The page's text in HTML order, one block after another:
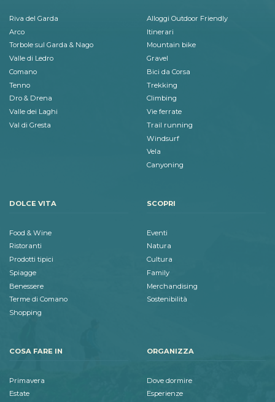
Riva del Garda
Arco
Torbole sul Garda & Nago
Valle di Ledro
Comano
Tenno
Dro & Drena
Valle dei Laghi
Val di Gresta
Alloggi Outdoor Friendly
Itinerari
Mountain bike
Gravel
Bici da Corsa
Trekking
Climbing
Vie ferrate
Trail running
Windsurf
Vela
Canyoning
DOLCE VITA
Food & Wine
Ristoranti
Prodotti tipici
Spiagge
Benessere
Terme di Comano
Shopping
SCOPRI
Eventi
Natura
Cultura
Family
Merchandising
Sostenibilità
COSA FARE IN
Primavera
Estate
ORGANIZZA
Dove dormire
Esperienze